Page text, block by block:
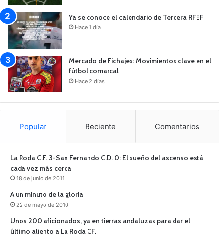
Ya se conoce el calendario de Tercera RFEF
Hace 1 día
Mercado de Fichajes: Movimientos clave en el
fútbol comarcal
Hace 2 días
Popular Reciente Comentarios
La Roda C.F. 3-San Fernando C.D. 0: El sueño del ascenso está
cada vez más cerca
18 de junio de 2011
A un minuto de la gloria
22 de mayo de 2010
Unos 200 aficionados, ya en tierras andaluzas para dar el
último aliento a La Roda CF.